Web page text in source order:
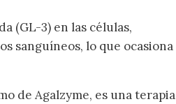
(GL-3) en las células,
sanguíneos, lo que ocasiona
de Agalzyme, es una terapia